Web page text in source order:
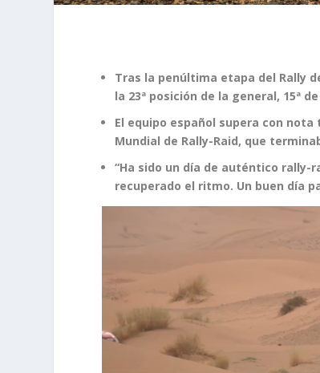
Tras la penúltima etapa del Rally
la 23ª posición de la general, 15ª
El equipo español supera con
Mundial de Rally-Raid, que
“Ha sido un día de auténtico rally-
recuperado el ritmo. Un buen día